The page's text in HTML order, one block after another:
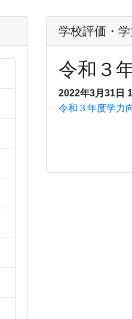
学校評価・
令和３
2022年3月31日
令和３年度学力